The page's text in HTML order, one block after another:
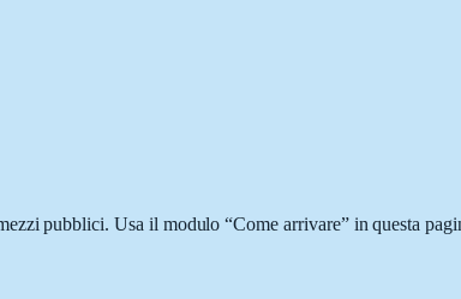
pubblici. Usa il modulo “Come arrivare” in questa